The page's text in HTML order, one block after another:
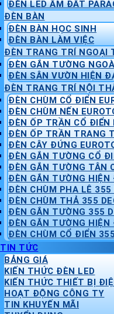
ĐÈN LED ÂM ĐẤT
ĐÈN BÀN
ĐÈN BÀN HỌC SINH
ĐÈN BÀN LÀM VIỆC
ĐÈN TRANG TRÍ NGOẠI
ĐÈN GẮN TƯỜNG
ĐÈN SÂN VƯỜN HIỆN
ĐÈN TRANG TRÍ NỘI
ĐÈN CHÙM CỔ ĐIỂN
ĐÈN CHÙM NẾN
ĐÈN ỐP TRẦN CỔ ĐIỂN
ĐÈN ỐP TRẦN TRANG
ĐÈN CÂY ĐỨNG
ĐÈN GẮN TƯỜNG CỔ
ĐÈN GẮN TƯỜNG TÂN
ĐÈN GẮN TƯỜNG HIỆN
ĐÈN CHÙM PHA LÊ 355
ĐÈN CHÙM THẢ 355
ĐÈN GẮN TƯỜNG 355
ĐÈN GẮN TƯỜNG HIỆN
ĐÈN CHÙM CỔ ĐIỂN
TIN TỨC
BẢNG GIÁ
KIẾN THỨC ĐÈN LED
KIẾN THỨC THIẾT BỊ
HOẠT ĐỘNG CÔNG TY
TIN KHUYẾN MÃI